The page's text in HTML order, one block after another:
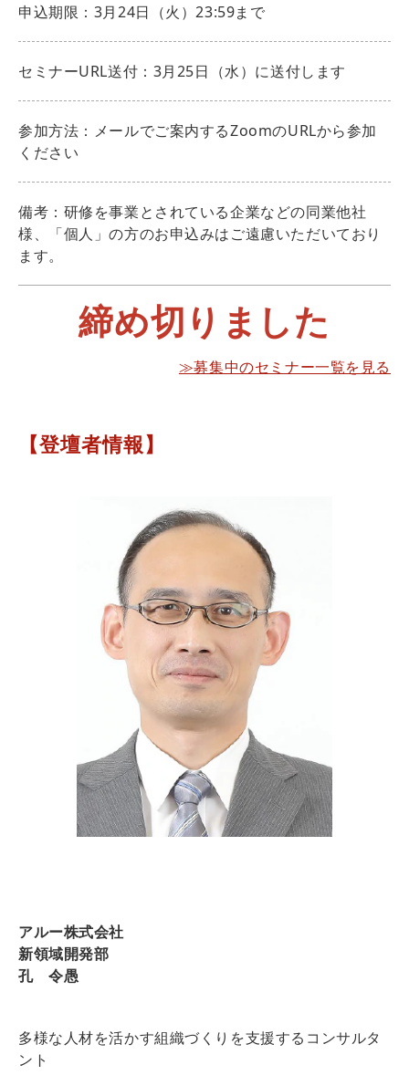
申込期限：3月24日（火）23:59まで
セミナーURL送付：3月25日（水）に送付します
参加方法：メールでご案内するZoomのURLから参加
ください
備考：研修を事業とされている企業などの同業他社
様、「個人」の方のお申込みはご遠慮いただいており
ます。
締め切りました
≫募集中のセミナー一覧を見る
【登壇者情報】
アルー株式会社
新領域開発部
孔 令愚
多様な人材を活かす組織づくりを支援するコンサルタ
ント